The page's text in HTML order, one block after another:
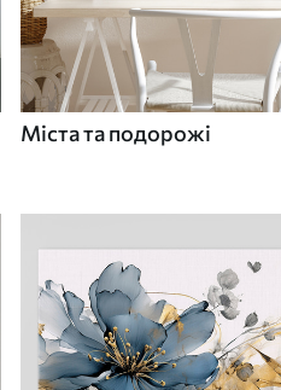
Міста та подорожі